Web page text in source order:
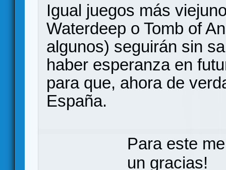
Igual juegos más
Waterdeep o Tomb of
algunos) seguirán sin
haber esperanza en
para que, ahora de
España.
Para este
un gracias!